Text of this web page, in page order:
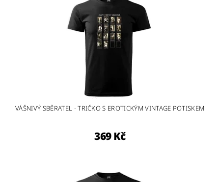
VÁŠNIVÝ SBĚRATEL - TRIČKO S EROTICKÝM VINTAGE POTISKEM
369 Kč